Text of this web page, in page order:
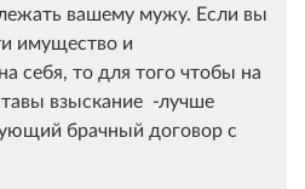
вашему мужу. Если вы
имущество и
себя, то для того чтобы на
взыскание -лучше
брачный договор с